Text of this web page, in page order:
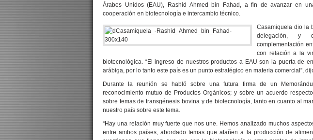
Árabes Unidos (EAU), Rashid Ahmed bin Fahad, a fin de avanzar en
cooperación en biotecnología e intercambio técnico.
Casamiquela dio la
delegación, y
complementación
con relación a la
biotecnológica. “El ingreso de nuestros productos a EAU son la puerta de
arábiga, por lo tanto este país es un punto estratégico en materia comercial”,
Durante la reunión se habló sobre una futura firma de un
reconocimiento mutuo de Productos Orgánicos; y sobre un acuerdo
sobre temas de transgénesis bovina y de biotecnología, tanto en cuanto al
nuestro país sobre este tema.
“Hay una relación muy fuerte que nos une. Hemos analizado muchos
entre ambos países, abordado temas que atañen a la producción de